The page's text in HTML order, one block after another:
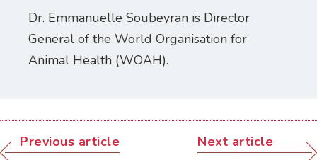
Dr. Emmanuelle Soubeyran is Director
General of the World Organisation for
Animal Health (WOAH).
Previous article Next article